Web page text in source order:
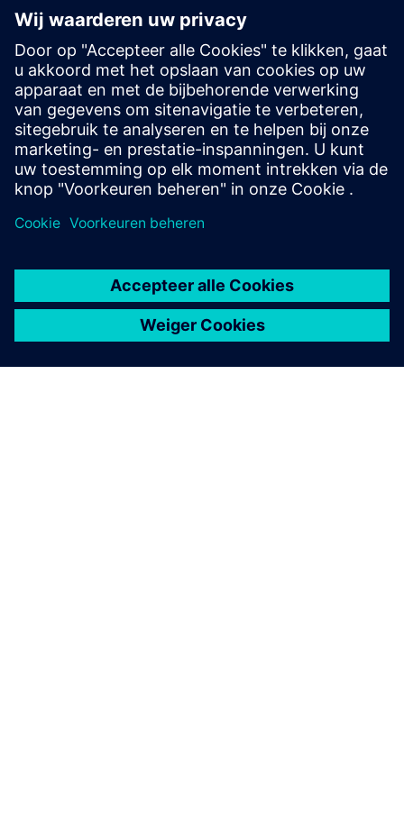
De Calibre-toolsuite biedt nauwkeurige, efficiënte en
uitgebreide IC-verificatie en -optimalisatie voor alle
procesknooppunten en ontwerpstijlen, terwijl het gebruik
van hulpbronnen en tapeout-schema's tot een minimum
wordt beperkt.
Leer van experts